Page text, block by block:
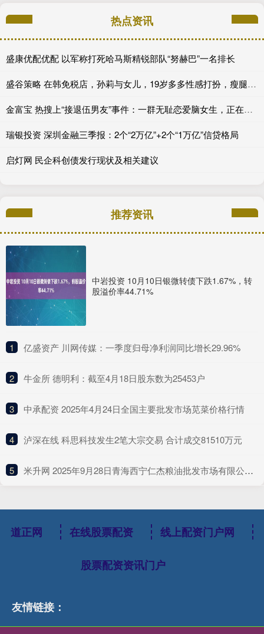
热点资讯
盛康优配优配 以军称打死哈马斯精锐部队“努赫巴”一名排长
盛谷策略 在韩免税店，孙莉与女儿，19岁多多性感打扮，瘦腿如画_母女_亲情_母亲
金富宝 热搜上“接退伍男友”事件：一群无耻恋爱脑女生，正在逼疯正常人
瑞银投资 深圳金融三季报：2个“2万亿”+2个“1万亿”信贷格局
启灯网 民企科创债发行现状及相关建议
推荐资讯
中岩投资 10月10日银微转债下跌1.67%，转
股溢价率44.71%
1 ​亿盛资产 川网传媒：一季度归母净利润同比增长29.96%
2 ​牛金所 德明利：截至4月18日股东数为25453户
3 ​中承配资 2025年4月24日全国主要批发市场苋菜价格行情
4 ​泸深在线 科思科技发生2笔大宗交易 合计成交81510万元
5 ​米升网 2025年9月28日青海西宁仁杰粮油批发市场有限公司价格行情
道正网 在线股票配资 线上配资门户网
股票配资资讯门户
友情链接：